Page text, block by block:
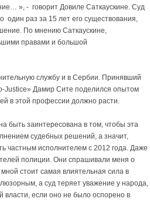
», - говорит Довиле Саткаускине. Суд
один раз за 15 лет его существования,
По мнению Саткаускине,
правами и большой
службу и в Сербии. Принявший
Justice» Дамир Сите поделился опытом
в этой профессии должно расти.
быть заинтересована в том, чтобы эта
судебных решений, а значит,
частным исполнителем с 2012 года. Даже
полиции. Они спрашивали меня о
стоит самая влиятельная сила в
а суд теряет уважение у народа,
если оно не было оспорено в